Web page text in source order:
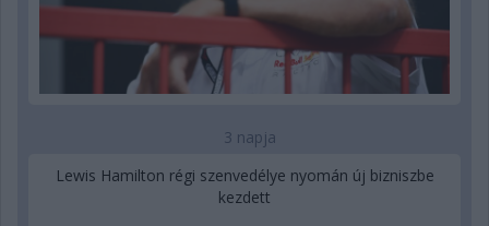
3 napja
Lewis Hamilton régi szenvedélye nyomán új bizniszbe
kezdett